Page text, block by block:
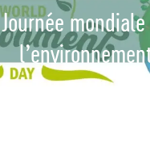
Journée